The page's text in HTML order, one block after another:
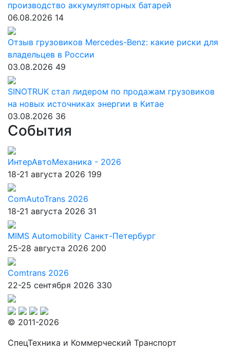
производство аккумуляторных батарей
06.08.2026 14
Отзыв грузовиков Mercedes-Benz: какие риски для
владельцев в России
03.08.2026 49
SINOTRUK стал лидером по продажам грузовиков
на новых источниках энергии в Китае
03.08.2026 36
События
ИнтерАвтоМеханика - 2026
18-21 августа 2026 199
ComAutoTrans 2026
18-21 августа 2026 31
MIMS Automobility Санкт-Петербург
25-28 августа 2026 200
Comtrans 2026
22-25 сентября 2026 330
© 2011-2026
СпецТехника и Коммерческий Транспорт